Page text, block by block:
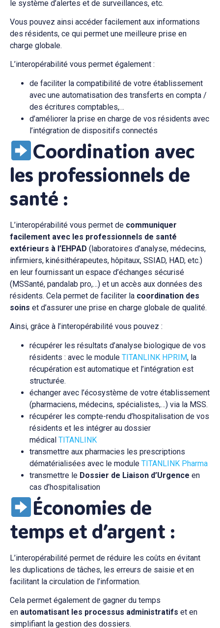
le système d’alertes et de surveillances, etc.
Vous pouvez ainsi accéder facilement aux informations
des résidents, ce qui permet une meilleure prise en
charge globale.
L’interopérabilité vous permet également :
de faciliter la compatibilité de votre établissement
avec une automatisation des transferts en compta /
des écritures comptables,…
d’améliorer la prise en charge de vos résidents avec
l’intégration de dispositifs connectés
Coordination avec
les professionnels de
santé :
L’interopérabilité vous permet de communiquer
facilement avec les professionnels de santé
extérieurs à l’EHPAD (laboratoires d’analyse, médecins,
infirmiers, kinésithérapeutes, hôpitaux, SSIAD, HAD, etc.)
en leur fournissant un espace d’échanges sécurisé
(MSSanté, pandalab pro,…) et un accès aux données des
résidents. Cela permet de faciliter la coordination des
soins et d’assurer une prise en charge globale de qualité.
Ainsi, grâce à l’interopérabilité vous pouvez :
récupérer les résultats d’analyse biologique de vos
résidents : avec le module TITANLINK HPRIM, la
récupération est automatique et l’intégration est
structurée.
échanger avec l’écosystème de votre établissement
(pharmaciens, médecins, spécialistes,…) via la MSS.
récupérer les compte-rendu d’hospitalisation de vos
résidents et les intégrer au dossier
médical TITANLINK
transmettre aux pharmacies les prescriptions
dématérialisées avec le module TITANLINK Pharma
transmettre le Dossier de Liaison d’Urgence en
cas d’hospitalisation
Économies de
temps et d’argent :
L’interopérabilité permet de réduire les coûts en évitant
les duplications de tâches, les erreurs de saisie et en
facilitant la circulation de l’information.
Cela permet également de gagner du temps
en automatisant les processus administratifs et en
simplifiant la gestion des dossiers.